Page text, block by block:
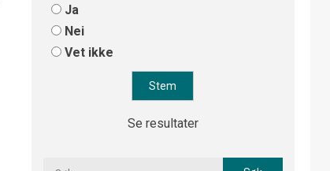
Ja
Nei
Vet ikke
Se resultater